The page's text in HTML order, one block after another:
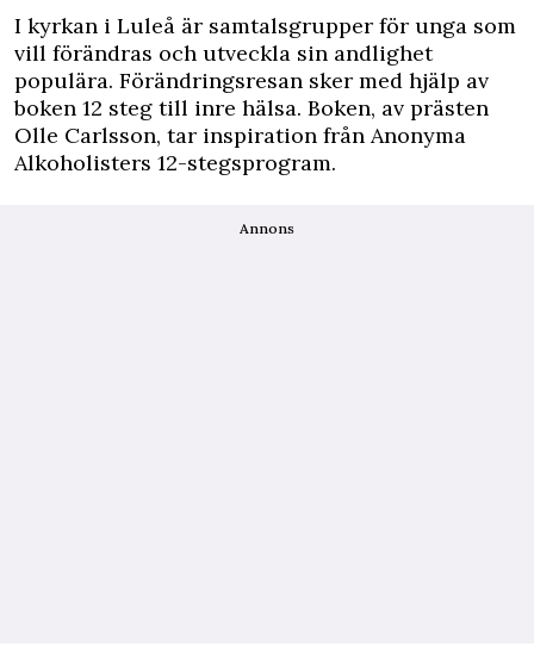
I kyrkan i Luleå är samtalsgrupper för unga som
vill förändras och utveckla sin andlighet
populära. För­ändrings­resan sker med hjälp av
boken 12 steg till inre hälsa. Boken, av prästen
Olle Carlsson, tar inspiration från Anonyma
Alkoholisters 12-stegsprogram.
Annons